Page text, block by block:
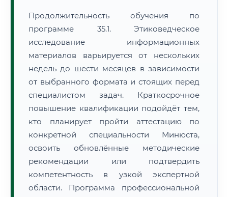
Продолжительность обучения по
программе 35.1. Этиковедческое
исследование информационных
материалов варьируется от нескольких
недель до шести месяцев в зависимости
от выбранного формата и стоящих перед
специалистом задач. Краткосрочное
повышение квалификации подойдёт тем,
кто планирует пройти аттестацию по
конкретной специальности Минюста,
освоить обновлённые методические
рекомендации или подтвердить
компетентность в узкой экспертной
области. Программа профессиональной